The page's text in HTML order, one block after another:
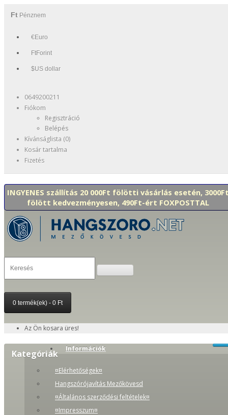
Ft Pénznem
€Euro
FtForint
$US dollar
0649200211
Fiókom
Regisztráció
Belépés
Kívánságlista (0)
Kosár tartalma
Fizetés
INGYENES szállítás 20 000Ft fölötti vásárlás esetén,
fölött kedvezményesen, 490Ft-ért FOXPOSTTAL
0 termék(ek) - 0 Ft
Az Ön kosara üres!
Kategóriák Információk
¤Elérhetőségek¤
Hangszórójavítás Mezőkövesd
¤Általános szerződési feltételek¤
¤Impresszum¤